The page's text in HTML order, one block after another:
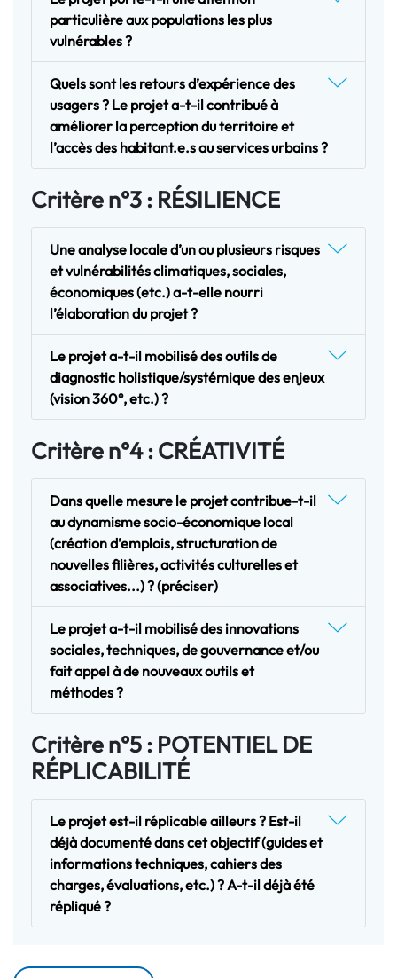
particulière aux populations les plus
vulnérables ?
Quels sont les retours d’expérience des
usagers ? Le projet a-t-il contribué à
améliorer la perception du territoire et
l’accès des habitant.e.s au services urbains ?
Critère n°3 : RÉSILIENCE
Une analyse locale d’un ou plusieurs risques
et vulnérabilités climatiques, sociales,
économiques (etc.) a-t-elle nourri
l’élaboration du projet ?
Le projet a-t-il mobilisé des outils de
diagnostic holistique/systémique des enjeux
(vision 360°, etc.) ?
Critère n°4 : CRÉATIVITÉ
Dans quelle mesure le projet contribue-t-il
au dynamisme socio-économique local
(création d’emplois, structuration de
nouvelles filières, activités culturelles et
associatives...) ? (préciser)
Le projet a-t-il mobilisé des innovations
sociales, techniques, de gouvernance et/ou
fait appel à de nouveaux outils et
méthodes ?
Critère n°5 : POTENTIEL DE
RÉPLICABILITÉ
Le projet est-il réplicable ailleurs ? Est-il
déjà documenté dans cet objectif (guides et
informations techniques, cahiers des
charges, évaluations, etc.) ? A-t-il déjà été
répliqué ?